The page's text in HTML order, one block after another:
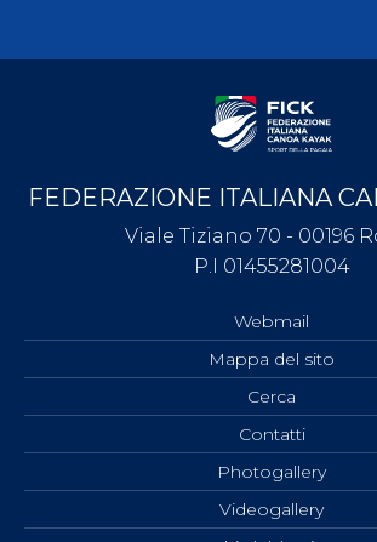
FEDERAZIONE ITALIANA
Viale Tiziano 70 - 00196
P.I 01455281004
Webmail
Mappa del sito
Cerca
Contatti
Photogallery
Videogallery